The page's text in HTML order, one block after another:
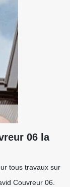
06 la
tous travaux sur
Couvreur 06.